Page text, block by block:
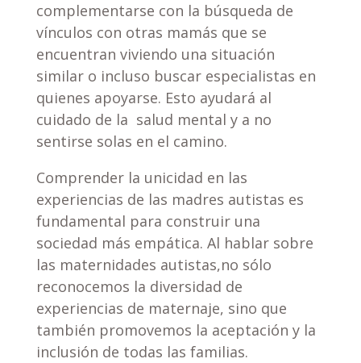
complementarse con la búsqueda de
vínculos con otras mamás que se
encuentran viviendo una situación
similar o incluso buscar especialistas en
quienes apoyarse. Esto ayudará al
cuidado de la salud mental y a no
sentirse solas en el camino.
Comprender la unicidad en las
experiencias de las madres autistas es
fundamental para construir una
sociedad más empática. Al hablar sobre
las maternidades autistas,no sólo
reconocemos la diversidad de
experiencias de maternaje, sino que
también promovemos la aceptación y la
inclusión de todas las familias.